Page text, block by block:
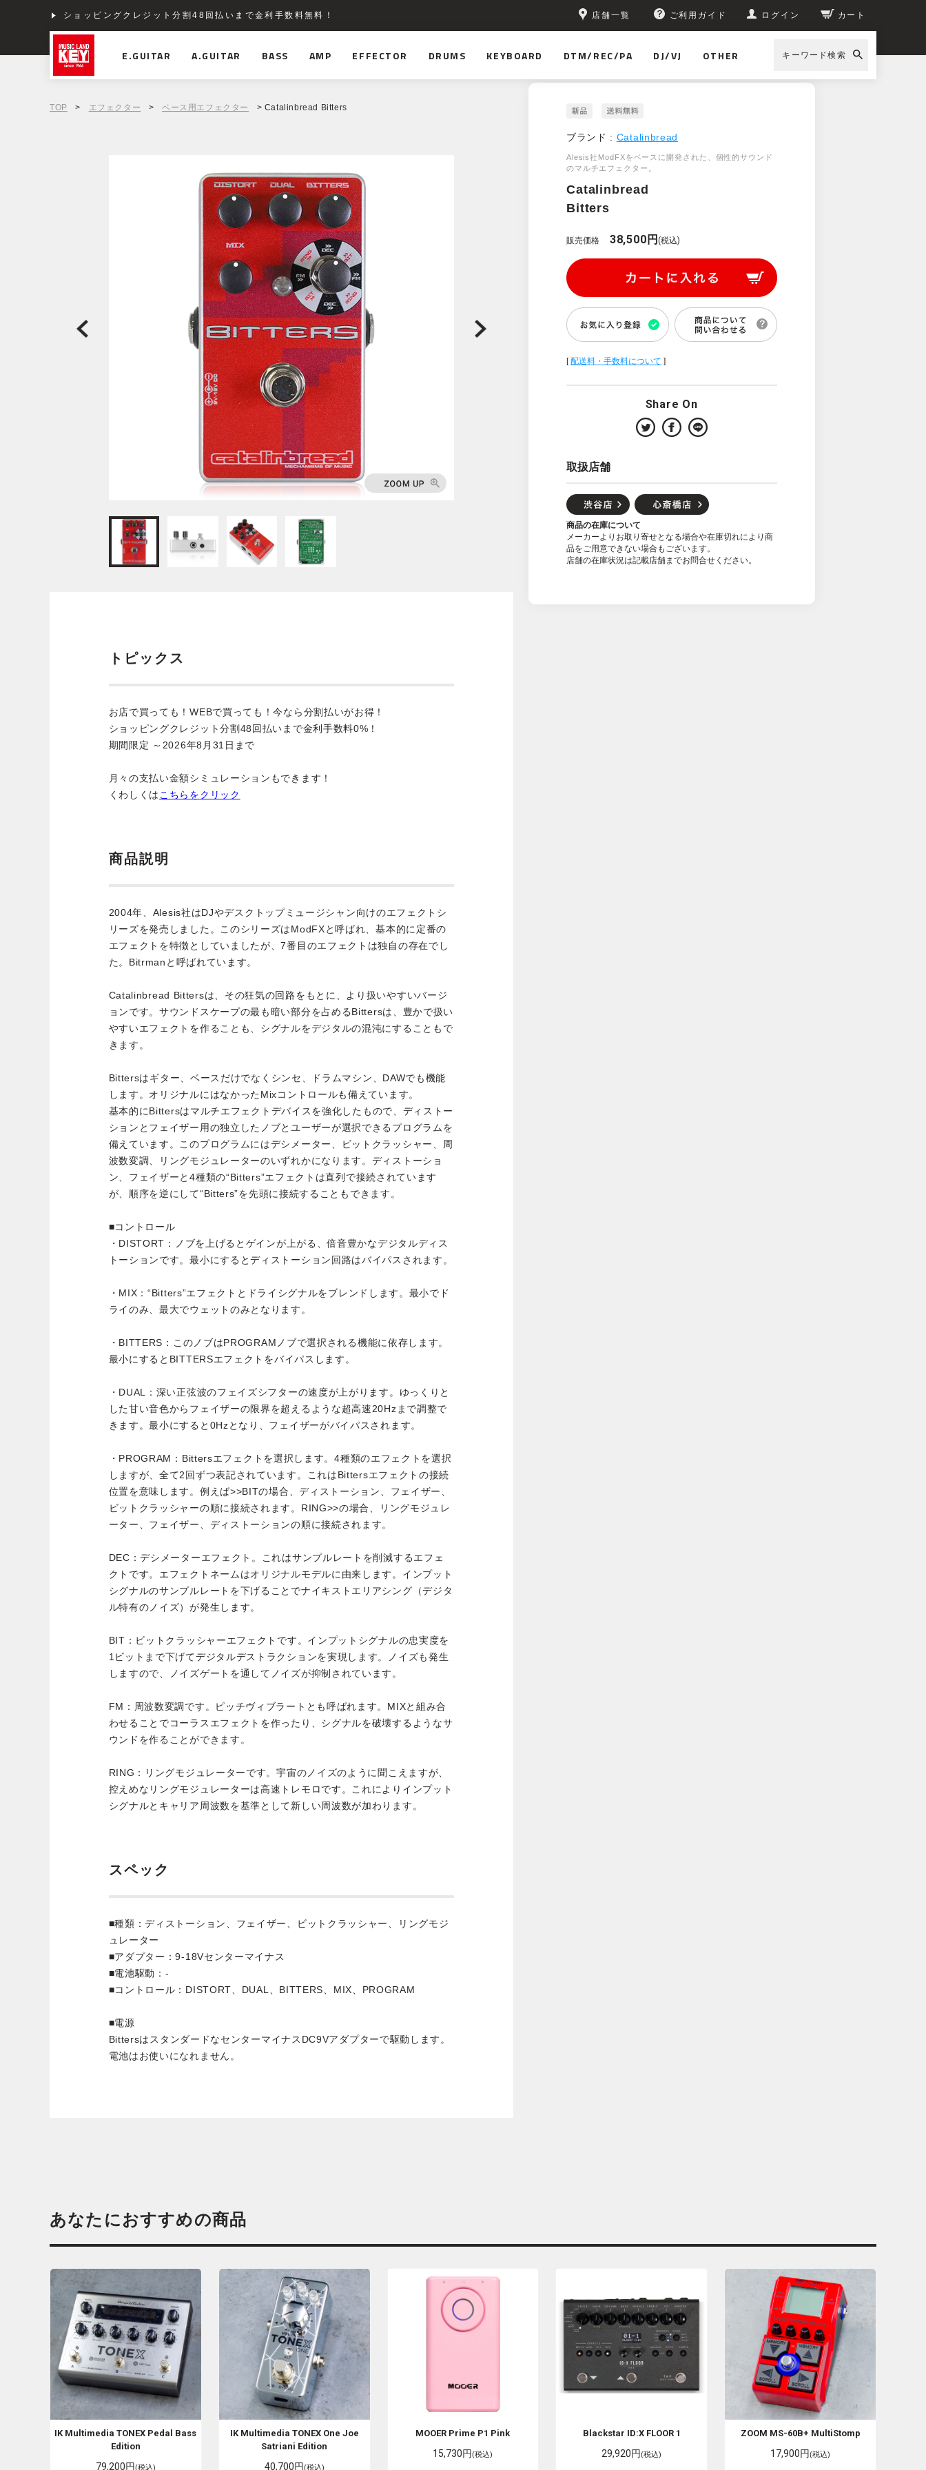
ショッピングクレジット分割48回払いまで金利手数料無料！ 店舗一覧 ご利用ガイド ログイン カート
E.GUITAR A.GUITAR BASS AMP EFFECTOR DRUMS KEYBOARD DTM/REC/PA DJ/VJ OTHER キーワード検索
TOP > エフェクター > ベース用エフェクター > Catalinbread Bitters
ブランド : Catalinbread
Alesis社ModFXをベースに開発された、個性的サウンド
のマルチエフェクター。
Catalinbread
Bitters
販売価格 38,500円(税込)
[配送料・手数料について ]
Share On
取扱店舗
商品の在庫について
メーカーよりお取り寄せとなる場合や在庫切れにより商
品をご用意できない場合もございます。
店舗の在庫状況は記載店舗までお問合せください。
トピックス
お店で買っても！WEBで買っても！今なら分割払いがお得！
ショッピングクレジット分割48回払いまで金利手数料0%！
期間限定 ～2026年8月31日まで
月々の支払い金額シミュレーションもできます！
くわしくは こちらをクリック
商品説明
2004年、Alesis社はDJやデスクトップミュージシャン向けのエフェクトシ
リーズを発売しました。このシリーズはModFXと呼ばれ、基本的に定番の
エフェクトを特徴としていましたが、7番目のエフェクトは独自の存在でし
た。Bitrmanと呼ばれています。
Catalinbread Bittersは、その狂気の回路をもとに、より扱いやすいバージ
ョンです。サウンドスケープの最も暗い部分を占めるBittersは、豊かで扱い
やすいエフェクトを作ることも、シグナルをデジタルの混沌にすることもで
きます。
Bittersはギター、ベースだけでなくシンセ、ドラムマシン、DAWでも機能
します。オリジナルにはなかったMixコントロールも備えています。
基本的にBittersはマルチエフェクトデバイスを強化したもので、ディストー
ションとフェイザー用の独立したノブとユーザーが選択できるプログラムを
備えています。このプログラムにはデシメーター、ビットクラッシャー、周
波数変調、リングモジュレーターのいずれかになります。ディストーショ
ン、フェイザーと4種類の“Bitters”エフェクトは直列で接続されています
が、順序を逆にして“Bitters”を先頭に接続することもできます。
■コントロール
・DISTORT：ノブを上げるとゲインが上がる、倍音豊かなデジタルディス
トーションです。最小にするとディストーション回路はバイパスされます。
・MIX：“Bitters”エフェクトとドライシグナルをブレンドします。最小でド
ライのみ、最大でウェットのみとなります。
・BITTERS：このノブはPROGRAMノブで選択される機能に依存します。
最小にするとBITTERSエフェクトをバイパスします。
・DUAL：深い正弦波のフェイズシフターの速度が上がります。ゆっくりと
した甘い音色からフェイザーの限界を超えるような超高速20Hzまで調整で
きます。最小にすると0Hzとなり、フェイザーがバイパスされます。
・PROGRAM：Bittersエフェクトを選択します。4種類のエフェクトを選択
しますが、全て2回ずつ表記されています。これはBittersエフェクトの接続
位置を意味します。例えば>>BITの場合、ディストーション、フェイザー、
ビットクラッシャーの順に接続されます。RING>>の場合、リングモジュレ
ーター、フェイザー、ディストーションの順に接続されます。
DEC：デシメーターエフェクト。これはサンプルレートを削減するエフェ
クトです。エフェクトネームはオリジナルモデルに由来します。インプット
シグナルのサンプルレートを下げることでナイキストエリアシング（デジタ
ル特有のノイズ）が発生します。
BIT：ビットクラッシャーエフェクトです。インプットシグナルの忠実度を
1ビットまで下げてデジタルデストラクションを実現します。ノイズも発生
しますので、ノイズゲートを通してノイズが抑制されています。
FM：周波数変調です。ピッチヴィブラートとも呼ばれます。MIXと組み合
わせることでコーラスエフェクトを作ったり、シグナルを破壊するようなサ
ウンドを作ることができます。
RING：リングモジュレーターです。宇宙のノイズのように聞こえますが、
控えめなリングモジュレーターは高速トレモロです。これによりインプット
シグナルとキャリア周波数を基準として新しい周波数が加わります。
スペック
■種類：ディストーション、フェイザー、ビットクラッシャー、リングモジ
ュレーター
■アダプター：9-18Vセンターマイナス
■電池駆動：-
■コントロール：DISTORT、DUAL、BITTERS、MIX、PROGRAM
■電源
BittersはスタンダードなセンターマイナスDC9Vアダプターで駆動します。
電池はお使いになれません。
あなたにおすすめの商品
IK MultimediaTONEX Pedal Bass
Edition
79,200円(税込)
IK Multimedia TONEX One Joe
Satriani Edition
40,700円(税込)
MOOER Prime P1 Pink
15,730円(税込)
Blackstar ID:X FLOOR 1
29,920円(税込)
ZOOM MS-60B+ MultiStomp
17,900円(税込)